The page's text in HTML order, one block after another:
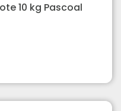
10 kg Pascoal